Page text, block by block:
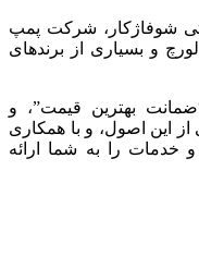
شوفاژکار، شرکت پمپ
و بسیاری از برندهای
بهترین قیمت”، و
از این اصول، و با همکاری
خدمات را به شما ارائه